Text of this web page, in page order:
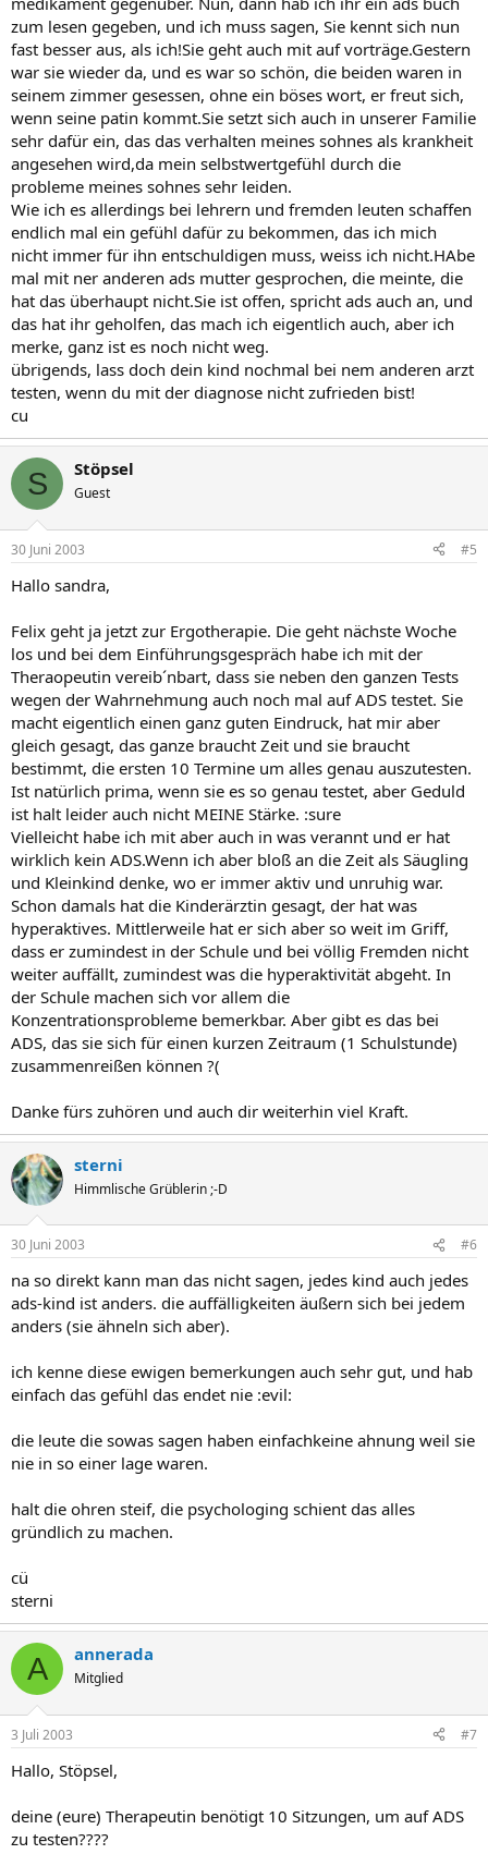
zum lesen gegeben, und ich muss sagen, Sie kennt sich nun
fast besser aus, als ich!Sie geht auch mit auf vorträge.Gestern
war sie wieder da, und es war so schön, die beiden waren in
seinem zimmer gesessen, ohne ein böses wort, er freut sich,
wenn seine patin kommt.Sie setzt sich auch in unserer Familie
sehr dafür ein, das das verhalten meines sohnes als krankheit
angesehen wird,da mein selbstwertgefühl durch die
probleme meines sohnes sehr leiden.
Wie ich es allerdings bei lehrern und fremden leuten schaffen
endlich mal ein gefühl dafür zu bekommen, das ich mich
nicht immer für ihn entschuldigen muss, weiss ich nicht.HAbe
mal mit ner anderen ads mutter gesprochen, die meinte, die
hat das überhaupt nicht.Sie ist offen, spricht ads auch an, und
das hat ihr geholfen, das mach ich eigentlich auch, aber ich
merke, ganz ist es noch nicht weg.
übrigends, lass doch dein kind nochmal bei nem anderen arzt
testen, wenn du mit der diagnose nicht zufrieden bist!
cu
S Stöpsel
Guest
30 Juni 2003 #5
Hallo sandra,
Felix geht ja jetzt zur Ergotherapie. Die geht nächste Woche
los und bei dem Einführungsgespräch habe ich mit der
Theraopeutin vereib´nbart, dass sie neben den ganzen Tests
wegen der Wahrnehmung auch noch mal auf ADS testet. Sie
macht eigentlich einen ganz guten Eindruck, hat mir aber
gleich gesagt, das ganze braucht Zeit und sie braucht
bestimmt, die ersten 10 Termine um alles genau auszutesten.
Ist natürlich prima, wenn sie es so genau testet, aber Geduld
ist halt leider auch nicht MEINE Stärke. :sure
Vielleicht habe ich mit aber auch in was verannt und er hat
wirklich kein ADS.Wenn ich aber bloß an die Zeit als Säugling
und Kleinkind denke, wo er immer aktiv und unruhig war.
Schon damals hat die Kinderärztin gesagt, der hat was
hyperaktives. Mittlerweile hat er sich aber so weit im Griff,
dass er zumindest in der Schule und bei völlig Fremden nicht
weiter auffällt, zumindest was die hyperaktivität abgeht. In
der Schule machen sich vor allem die
Konzentrationsprobleme bemerkbar. Aber gibt es das bei
ADS, das sie sich für einen kurzen Zeitraum (1 Schulstunde)
zusammenreißen können ?(
Danke fürs zuhören und auch dir weiterhin viel Kraft.
sterni
Himmlische Grüblerin ;-D
30 Juni 2003 #6
na so direkt kann man das nicht sagen, jedes kind auch jedes
ads-kind ist anders. die auffälligkeiten äußern sich bei jedem
anders (sie ähneln sich aber).
ich kenne diese ewigen bemerkungen auch sehr gut, und hab
einfach das gefühl das endet nie :evil:
die leute die sowas sagen haben einfachkeine ahnung weil sie
nie in so einer lage waren.
halt die ohren steif, die psychologing schient das alles
gründlich zu machen.
cü
sterni
A annerada
Mitglied
3 Juli 2003 #7
Hallo, Stöpsel,
deine (eure) Therapeutin benötigt 10 Sitzungen, um auf ADS
zu testen????